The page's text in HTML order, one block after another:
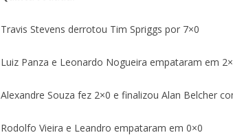
Travis Stevens derrotou Tim Spriggs por 7×0
Luiz Panza e Leonardo Nogueira empataram em
Alexandre Souza fez 2×0 e finalizou Alan Belcher
Rodolfo Vieira e Leandro empataram em 0×0